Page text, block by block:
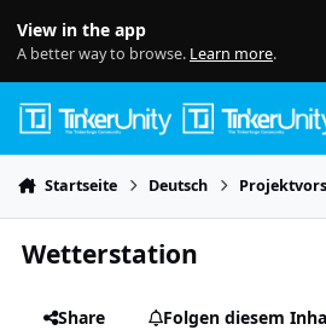
View in the app
A better way to browse. Learn more.
Startseite Deutsch
Wetterstation
Share
Folgen diesem